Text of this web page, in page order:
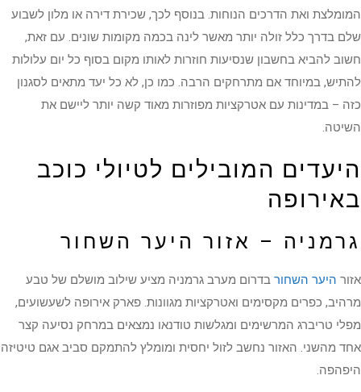
המומלצת ואת הדרכים הנוחות. בנוסף לכך, שכירת דירה או מלון לשבוע
שלם בדרך כלל זולה יותר מאשר לינה בכמה מקומות שונים. עם זאת,
חשוב להביא בחשבון שנסיעות חוזרות לאותו מקום בסוף כל יום עלולות
להתיש, במיוחד אם מתרחקים הרבה. כמו כן, לא כל יעד מתאים לסגנון
כזה – במדינות עם אטרקציות מפוזרות מאוד קשה יותר ליישם את
השיטה.
היעדים המובילים לטיולי כוכב
באירופה
גרמניה – אזור היער השחור
אזור היער השחור בדרום מערב גרמניה מציע שילוב מושלם של טבע
מרהיב, כפרים מקסימים ואטרקציות מגוונות. פארק אירופה לשעשועים,
מפלי טריברג המרשימים ומגלשות טודנאו נמצאים במרחק נסיעה קצר
אחד מהשני. האזור נחשב לזול יחסית ומומלץ להתמקם סביב אגם טיטיזה
היפהפה.